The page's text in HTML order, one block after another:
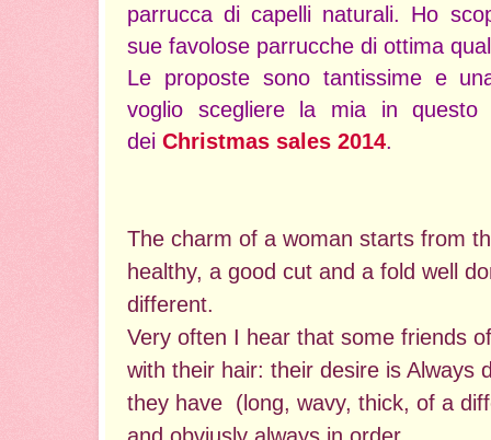
parrucca di capelli naturali. Ho
sue favolose parrucche di ottima
Le proposte sono tantissime e
voglio scegliere la mia in questo
dei Christmas sales 2014.
The charm of a woman starts from
healthy, a good cut and a fold well
different.
Very often I hear that some friends
with their hair: their desire is Always
they have (long, wavy, thick, of a